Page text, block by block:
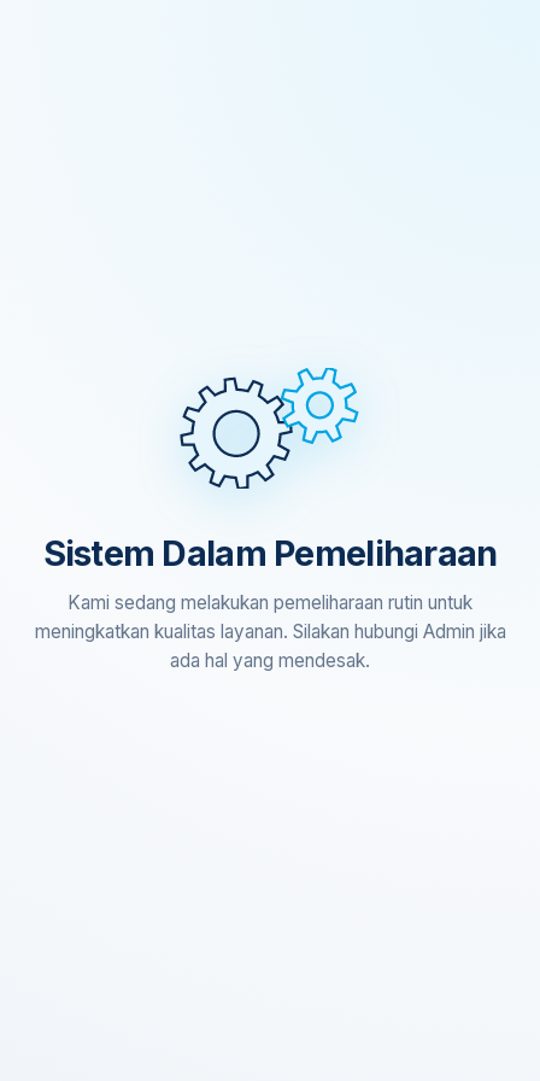
Sistem Dalam Pemeliharaan
Kami sedang melakukan pemeliharaan rutin untuk
meningkatkan kualitas layanan. Silakan hubungi Admin jika
ada hal yang mendesak.